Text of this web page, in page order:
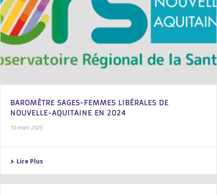
BAROMÈTRE SAGES-FEMMES LIBÉRALES DE
NOUVELLE-AQUITAINE EN 2024
10 mars 2025
Lire Plus